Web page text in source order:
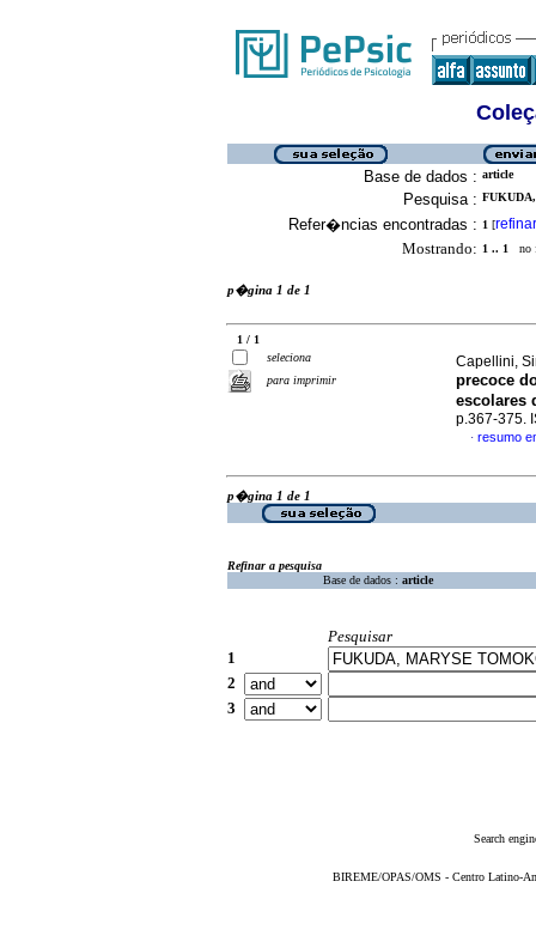
Base de dados : article
Pesquisa :
Refer�ncias encontradas : 1 [refinar
Mostrando: 1 .. 1 no
p�gina 1 de 1
1 / 1
seleciona
para imprimir
Capellini,
precoce
escolares
p.367-375.
· resumo
p�gina 1 de 1
Refinar a pesquisa
Base de dados : article
Pesquisar
1
2
3
Search
BIREME/OPAS/OMS - Centro Latino-